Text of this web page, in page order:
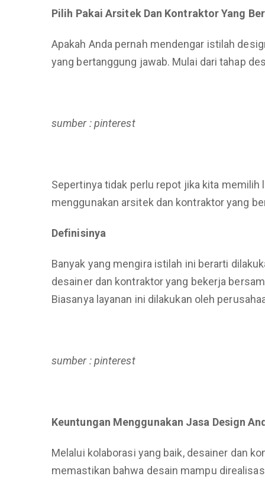
Pilih Pakai Arsitek Dan Kontraktor Yang
Apakah Anda pernah mendengar istilah
yang bertanggung jawab. Mulai dari tahap
sumber : pinterest
Sepertinya tidak perlu repot jika kita memilih
menggunakan arsitek dan kontraktor yang
Definisinya
Banyak yang mengira istilah ini berarti
desainer dan kontraktor yang bekerja
Biasanya layanan ini dilakukan oleh
sumber : pinterest
Keuntungan Menggunakan Jasa Design
Melalui kolaborasi yang baik, desainer dan
memastikan bahwa desain mampu